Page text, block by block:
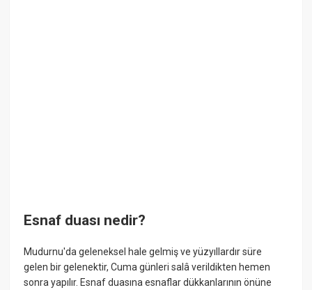
Esnaf duası nedir?
Mudurnu'da geleneksel hale gelmiş ve yüzyıllardır süre
gelen bir gelenektir, Cuma günleri salâ verildikten hemen
sonra yapılır. Esnaf duasına esnaflar dükkanlarının önüne